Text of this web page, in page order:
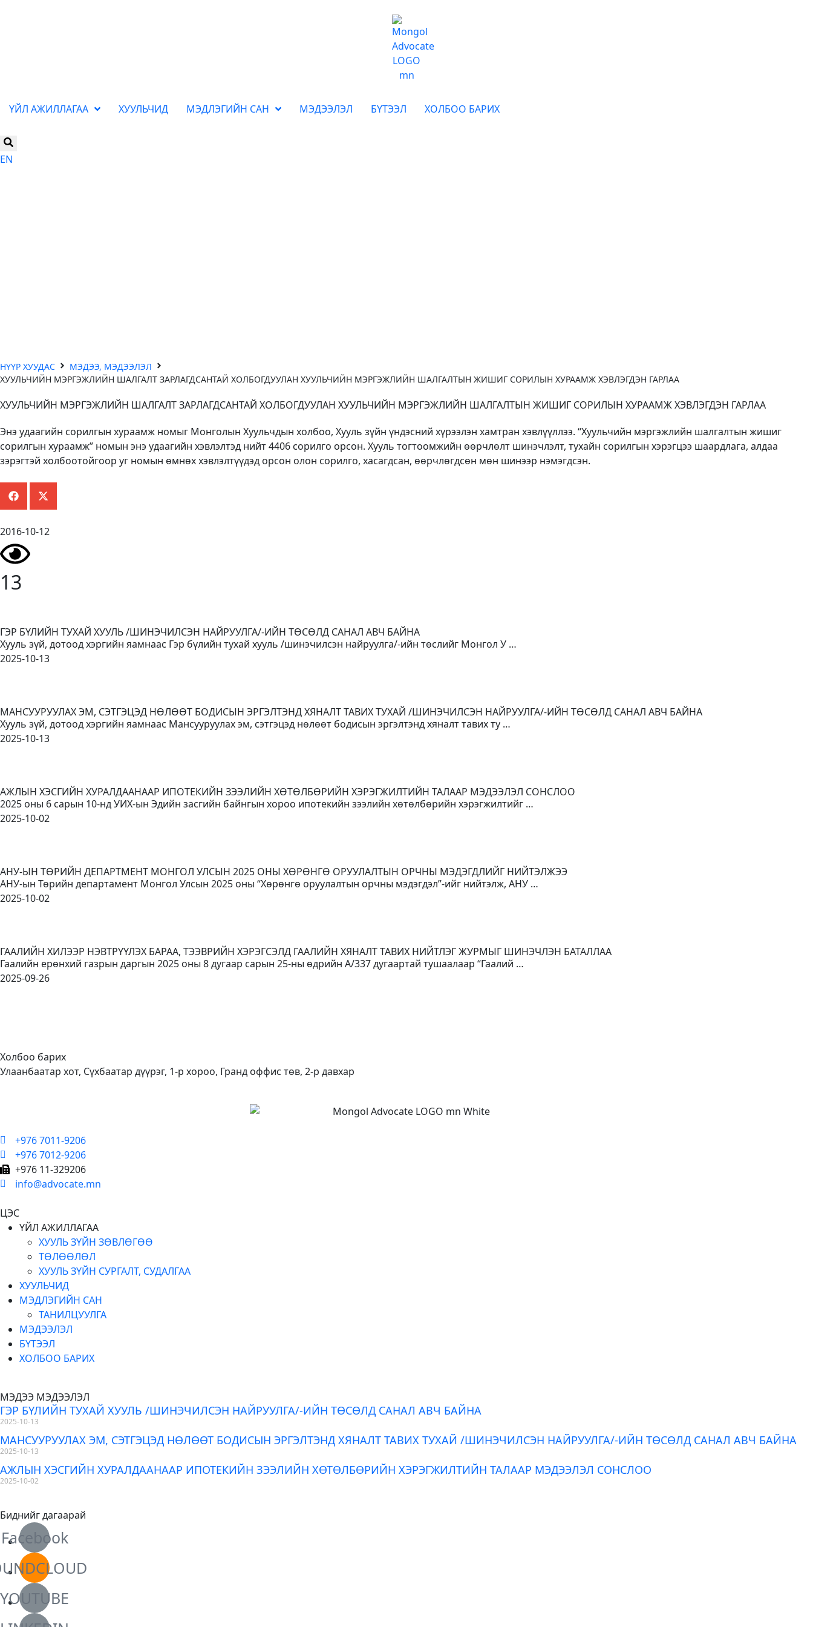
ҮЙЛ АЖИЛЛАГАА ХУУЛЬЧИД МЭДЛЭГИЙН САН МЭДЭЭЛЭЛ БҮТЭЭЛ ХОЛБОО БАРИХ
EN
НҮҮР ХУУДАС
МЭДЭЭ, МЭДЭЭЛЭЛ
ХУУЛЬЧИЙН МЭРГЭЖЛИЙН ШАЛГАЛТ ЗАРЛАГДСАНТАЙ ХОЛБОГДУУЛАН ХУУЛЬЧИЙН МЭРГЭЖЛИЙН ШАЛГАЛТЫН ЖИШИГ СОРИЛЫН ХУРААМЖ ХЭВЛЭГДЭН ГАРЛАА
ХУУЛЬЧИЙН МЭРГЭЖЛИЙН ШАЛГАЛТ ЗАРЛАГДСАНТАЙ ХОЛБОГДУУЛАН ХУУЛЬЧИЙН МЭРГЭЖЛИЙН ШАЛГАЛТЫН ЖИШИГ СОРИЛЫН ХУРААМЖ ХЭВЛЭГДЭН ГАРЛАА
Энэ удаагийн сорилгын хураамж номыг Монголын Хуульчдын холбоо, Хууль зүйн үндэсний хүрээлэн хамтран хэвлүүллээ. “Хуульчийн мэргэжлийн шалгалтын жишиг
сорилгын хураамж” номын энэ удаагийн хэвлэлтэд нийт 4406 сорилго орсон. Хууль тогтоомжийн өөрчлөлт шинэчлэлт, тухайн сорилгын хэрэгцээ шаардлага, алдаа
зэрэгтэй холбоотойгоор уг номын өмнөх хэвлэлтүүдэд орсон олон сорилго, хасагдсан, өөрчлөгдсөн мөн шинээр нэмэгдсэн.
2016-10-12
13
ГЭР БҮЛИЙН ТУХАЙ ХУУЛЬ /ШИНЭЧИЛСЭН НАЙРУУЛГА/-ИЙН ТӨСӨЛД САНАЛ АВЧ БАЙНА
Хууль зүй, дотоод хэргийн яамнаас Гэр бүлийн тухай хууль /шинэчилсэн найруулга/-ийн төслийг Монгол У …
2025-10-13
МАНСУУРУУЛАХ ЭМ, СЭТГЭЦЭД НӨЛӨӨТ БОДИСЫН ЭРГЭЛТЭНД ХЯНАЛТ ТАВИХ ТУХАЙ /ШИНЭЧИЛСЭН НАЙРУУЛГА/-ИЙН ТӨСӨЛД САНАЛ АВЧ БАЙНА
Хууль зүй, дотоод хэргийн яамнаас Мансууруулах эм, сэтгэцэд нөлөөт бодисын эргэлтэнд хяналт тавих ту …
2025-10-13
АЖЛЫН ХЭСГИЙН ХУРАЛДААНААР ИПОТЕКИЙН ЗЭЭЛИЙН ХӨТӨЛБӨРИЙН ХЭРЭГЖИЛТИЙН ТАЛААР МЭДЭЭЛЭЛ СОНСЛОО
2025 оны 6 сарын 10-нд УИХ-ын Эдийн засгийн байнгын хороо ипотекийн зээлийн хөтөлбөрийн хэрэгжилтийг …
2025-10-02
АНУ-ЫН ТӨРИЙН ДЕПАРТМЕНТ МОНГОЛ УЛСЫН 2025 ОНЫ ХӨРӨНГӨ ОРУУЛАЛТЫН ОРЧНЫ МЭДЭГДЛИЙГ НИЙТЭЛЖЭЭ
АНУ-ын Төрийн департамент Монгол Улсын 2025 оны “Хөрөнгө оруулалтын орчны мэдэгдэл”-ийг нийтэлж, АНУ …
2025-10-02
ГААЛИЙН ХИЛЭЭР НЭВТРҮҮЛЭХ БАРАА, ТЭЭВРИЙН ХЭРЭГСЭЛД ГААЛИЙН ХЯНАЛТ ТАВИХ НИЙТЛЭГ ЖУРМЫГ ШИНЭЧЛЭН БАТАЛЛАА
Гаалийн ерөнхий газрын даргын 2025 оны 8 дугаар сарын 25-ны өдрийн А/337 дугаартай тушаалаар “Гаалий …
2025-09-26
Холбоо барих
Улаанбаатар хот, Сүхбаатар дүүрэг, 1-р хороо, Гранд оффис төв, 2-р давхар
+976 7011-9206
+976 7012-9206
+976 11-329206
info@advocate.mn
ЦЭС
ҮЙЛ АЖИЛЛАГАА
ХУУЛЬ ЗҮЙН ЗӨВЛӨГӨӨ
ТӨЛӨӨЛӨЛ
ХУУЛЬ ЗҮЙН СУРГАЛТ, СУДАЛГАА
ХУУЛЬЧИД
МЭДЛЭГИЙН САН
ТАНИЛЦУУЛГА
МЭДЭЭЛЭЛ
БҮТЭЭЛ
ХОЛБОО БАРИХ
МЭДЭЭ МЭДЭЭЛЭЛ
ГЭР БҮЛИЙН ТУХАЙ ХУУЛЬ /ШИНЭЧИЛСЭН НАЙРУУЛГА/-ИЙН ТӨСӨЛД САНАЛ АВЧ БАЙНА
2025-10-13
МАНСУУРУУЛАХ ЭМ, СЭТГЭЦЭД НӨЛӨӨТ БОДИСЫН ЭРГЭЛТЭНД ХЯНАЛТ ТАВИХ ТУХАЙ /ШИНЭЧИЛСЭН НАЙРУУЛГА/-ИЙН ТӨСӨЛД САНАЛ АВЧ БАЙНА
2025-10-13
АЖЛЫН ХЭСГИЙН ХУРАЛДААНААР ИПОТЕКИЙН ЗЭЭЛИЙН ХӨТӨЛБӨРИЙН ХЭРЭГЖИЛТИЙН ТАЛААР МЭДЭЭЛЭЛ СОНСЛОО
2025-10-02
Биднийг дагаарай
Facebook
YOUTUBE